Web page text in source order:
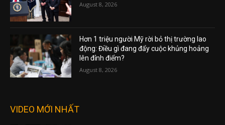
August 8, 2026
Hơn 1 triệu người Mỹ rời bỏ thị trường lao
động: Điều gì đang đẩy cuộc khủng hoảng
lên đỉnh điểm?
August 8, 2026
VIDEO MỚI NHẤT